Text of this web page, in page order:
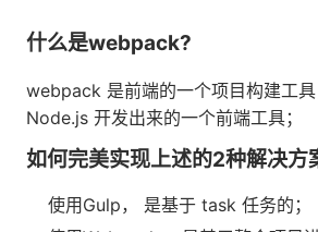
什么是webpack?
webpack 是前端的一个项目构建工
Node.js 开发出来的一个前端工具；
如何完美实现上述的2种解决方
使用Gulp， 是基于 task 任务的；